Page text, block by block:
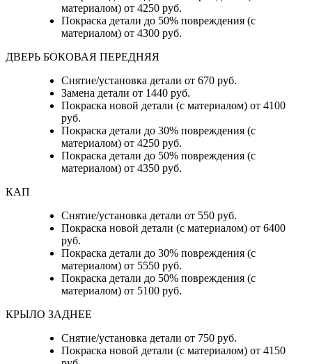
материалом) от 4250 руб.
Покраска детали до 50% повреждения (с
материалом) от 4300 руб.
ДВЕРЬ БОКОВАЯ ПЕРЕДНЯЯ
Снятие/установка детали от 670 руб.
Замена детали от 1440 руб.
Покраска новой детали (с материалом) от 4100
руб.
Покраска детали до 30% повреждения (с
материалом) от 4250 руб.
Покраска детали до 50% повреждения (с
материалом) от 4350 руб.
КАП
Снятие/установка детали от 550 руб.
Покраска новой детали (с материалом) от 6400
руб.
Покраска детали до 30% повреждения (с
материалом) от 5550 руб.
Покраска детали до 50% повреждения (с
материалом) от 5100 руб.
КРЫЛО ЗАДНЕЕ
Снятие/установка детали от 750 руб.
Покраска новой детали (с материалом) от 4150